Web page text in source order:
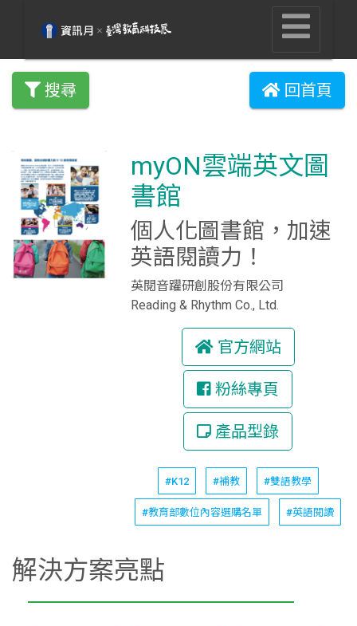
搜尋 回首頁
myON雲端英文圖
書館
個人化圖書館，加速
英語閱讀力！
英閱音躍研創股份有限公司
Reading & Rhythm Co., Ltd.
官方網站
粉絲專頁
產品型錄
#K12 #補教 #雙語教學
#教育部數位內容選購名單 #英語閱讀
解決方案亮點